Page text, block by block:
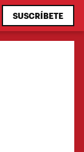
SUSCRÍBETE